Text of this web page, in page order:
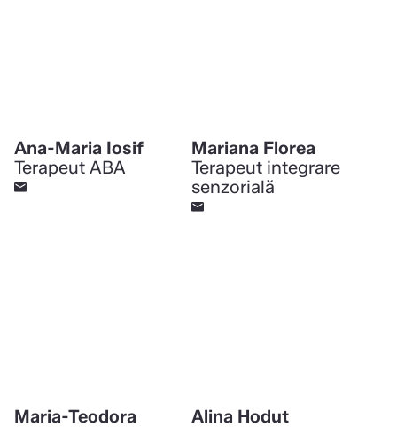
Ana-Maria Iosif
Terapeut ABA
Mariana Florea
Terapeut integrare
senzorială
Maria-Teodora
Alina Hodut